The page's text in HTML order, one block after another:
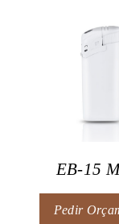
EB-15
Pedir